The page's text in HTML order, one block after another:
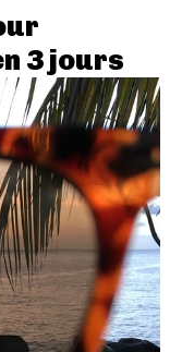
3 jours